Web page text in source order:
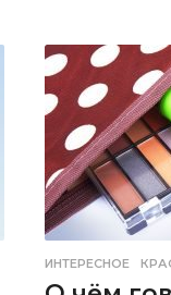
ИНТЕРЕСНОЕ